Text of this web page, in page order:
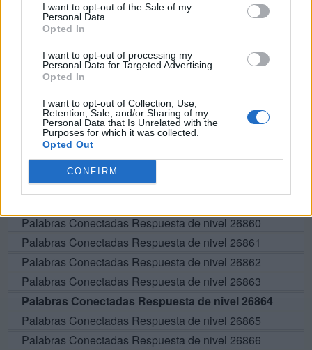
I want to opt-out of the Sale of my
Personal Data.
Opted In
I want to opt-out of processing my
Personal Data for Targeted Advertising.
Opted In
I want to opt-out of Collection, Use,
Retention, Sale, and/or Sharing of my
Personal Data that Is Unrelated with the
Purposes for which it was collected.
Opted Out
CONFIRM
E R
A P A
BUSCAR MÁS
RESPUESTAS
Por favor seleccione los niveles:
Palabras Conectadas Respuesta de nivel 26860
Palabras Conectadas Respuesta de nivel 26861
Palabras Conectadas Respuesta de nivel 26862
Palabras Conectadas Respuesta de nivel 26863
Palabras Conectadas Respuesta de nivel 26864
Palabras Conectadas Respuesta de nivel 26865
Palabras Conectadas Respuesta de nivel 26866